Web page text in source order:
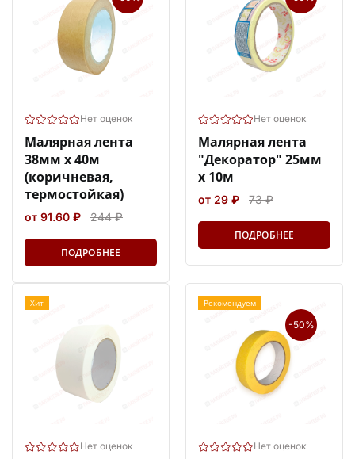
Нет оценок
Малярная лента
38мм х 40м
(коричневая,
термостойкая)
от 91.60 ₽ 244 ₽
ПОДРОБНЕЕ
Нет оценок
Малярная лента
"Декоратор" 25мм
х 10м
от 29 ₽ 73 ₽
ПОДРОБНЕЕ
Хит
Нет оценок
-50%
Рекомендуем
Нет оценок